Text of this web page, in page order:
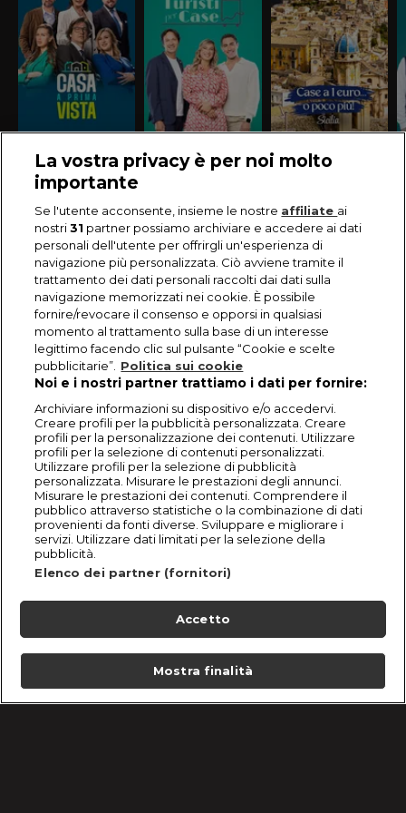
La vostra privacy è per noi molto
importante
Se l'utente acconsente, insieme le nostre affiliate ai
nostri31 partner possiamo archiviare e accedere ai dati
personali dell'utente per offrirgli un'esperienza di
navigazione più personalizzata. Ciò avviene tramite il
trattamento dei dati personali raccolti dai dati sulla
navigazione memorizzati nei cookie. È possibile
fornire/revocare il consenso e opporsi in qualsiasi
momento al trattamento sulla base di un interesse
legittimo facendo clic sul pulsante “Cookie e scelte
pubblicitarie”. Politica sui cookie
Noi e i nostri partner trattiamo i dati per fornire:
Archiviare informazioni su dispositivo e/o accedervi.
Creare profili per la pubblicità personalizzata. Creare
profili per la personalizzazione dei contenuti. Utilizzare
profili per la selezione di contenuti personalizzati.
Utilizzare profili per la selezione di pubblicità
personalizzata. Misurare le prestazioni degli annunci.
Misurare le prestazioni dei contenuti. Comprendere il
pubblico attraverso statistiche o la combinazione di dati
provenienti da fonti diverse. Sviluppare e migliorare i
servizi. Utilizzare dati limitati per la selezione della
pubblicità.
Elenco dei partner (fornitori)
Accetto
Mostra finalità